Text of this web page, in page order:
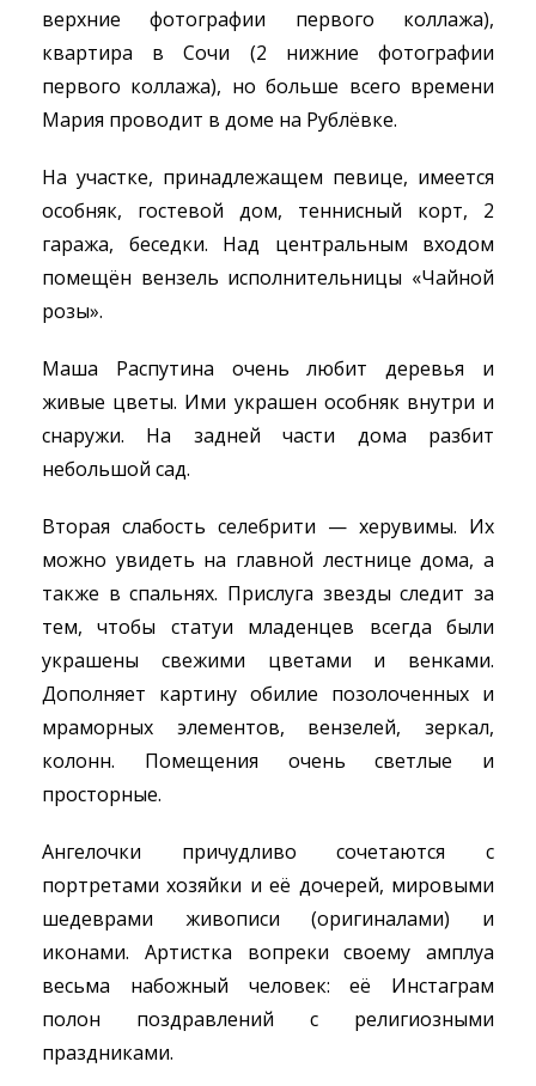
верхние фотографии первого коллажа),
квартира в Сочи (2 нижние фотографии
первого коллажа), но больше всего времени
Мария проводит в доме на Рублёвке.
На участке, принадлежащем певице, имеется
особняк, гостевой дом, теннисный корт, 2
гаража, беседки. Над центральным входом
помещён вензель исполнительницы «Чайной
розы».
Маша Распутина очень любит деревья и
живые цветы. Ими украшен особняк внутри и
снаружи. На задней части дома разбит
небольшой сад.
Вторая слабость селебрити — херувимы. Их
можно увидеть на главной лестнице дома, а
также в спальнях. Прислуга звезды следит за
тем, чтобы статуи младенцев всегда были
украшены свежими цветами и венками.
Дополняет картину обилие позолоченных и
мраморных элементов, вензелей, зеркал,
колонн. Помещения очень светлые и
просторные.
Ангелочки причудливо сочетаются с
портретами хозяйки и её дочерей, мировыми
шедеврами живописи (оригиналами) и
иконами. Артистка вопреки своему амплуа
весьма набожный человек: её Инстаграм
полон поздравлений с религиозными
праздниками.